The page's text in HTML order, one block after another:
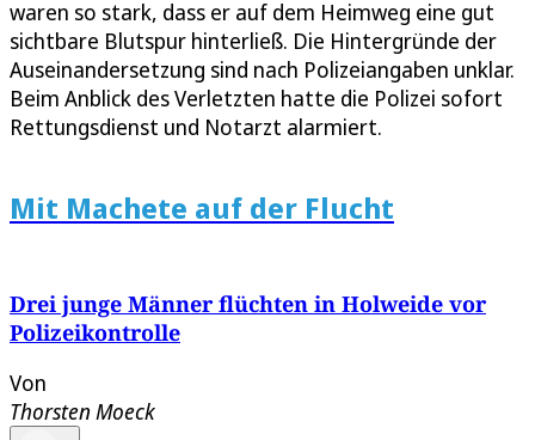
waren so stark, dass er auf dem Heimweg eine gut
sichtbare Blutspur hinterließ. Die Hintergründe der
Auseinandersetzung sind nach Polizeiangaben unklar.
Beim Anblick des Verletzten hatte die Polizei sofort
Rettungsdienst und Notarzt alarmiert.
Mit Machete auf der Flucht
Drei junge Männer flüchten in Holweide vor
Polizeikontrolle
Von
Thorsten Moeck